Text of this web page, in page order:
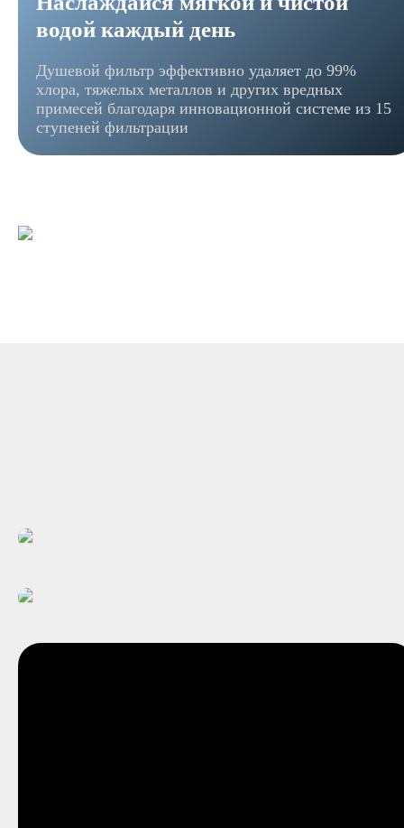
водой каждый день
Душевой фильтр эффективно удаляет до 99%
хлора, тяжелых металлов и других вредных
примесей благодаря инновационной системе из 15
ступеней фильтрации